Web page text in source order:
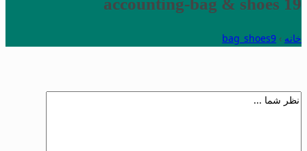
accounting-bag & shoes 19
خانه ›
bag_shoes9